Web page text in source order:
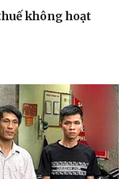
ĐT Việt Nam tiếp
bảng ASEAN Cup
quảng bá